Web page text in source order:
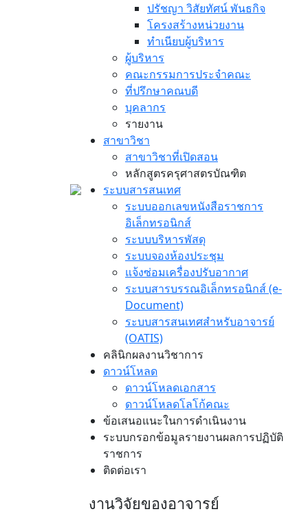
ปรัชญา วิสัยทัศน์ พันธกิจ
โครงสร้างหน่วยงาน
ทำเนียบผู้บริหาร
ผู้บริหาร
คณะกรรมการประจำคณะ
ที่ปรึกษาคณบดี
บุคลากร
รายงาน
สาขาวิชา
สาขาวิชาที่เปิดสอน
หลักสูตรครุศาสตรบัณฑิต
ระบบสารสนเทศ
ระบบออกเลขหนังสือราชการ
อิเล็กทรอนิกส์
ระบบบริหารพัสดุ
ระบบจองห้องประชุม
แจ้งซ่อมเครื่องปรับอากาศ
ระบบสารบรรณอิเล็กทรอนิกส์ (e-
Document)
ระบบสารสนเทศสำหรับอาจารย์
(OATIS)
คลินิกผลงานวิชาการ
ดาวน์โหลด
ดาวน์โหลดเอกสาร
ดาวน์โหลดโลโก้คณะ
ข้อเสนอแนะในการดำเนินงาน
ระบบกรอกข้อมูลรายงานผลการปฏิบัติ
ราชการ
ติดต่อเรา
งานวิจัยของอาจารย์